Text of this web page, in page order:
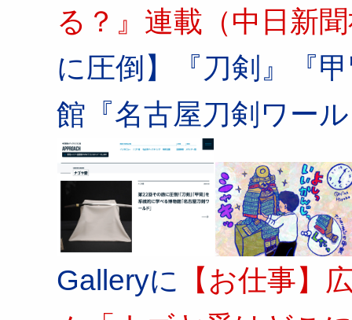
る？』連載（中日新
に圧倒】『刀剣』『
館『名古屋刀剣ワー
Galleryに 【お仕事】